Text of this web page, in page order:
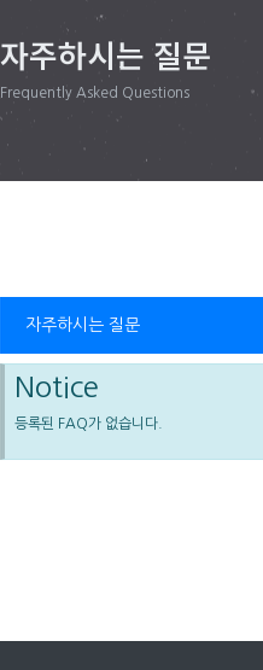
자주하시는 질문
Frequently Asked Questions
열린 분류
자주하시는 질문
Notice
등록된 FAQ가 없습니다.